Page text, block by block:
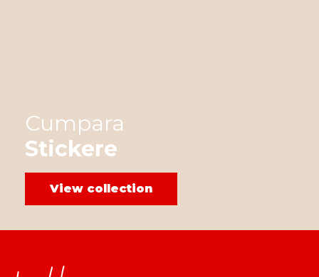
Cumpara
Stickere
View collection